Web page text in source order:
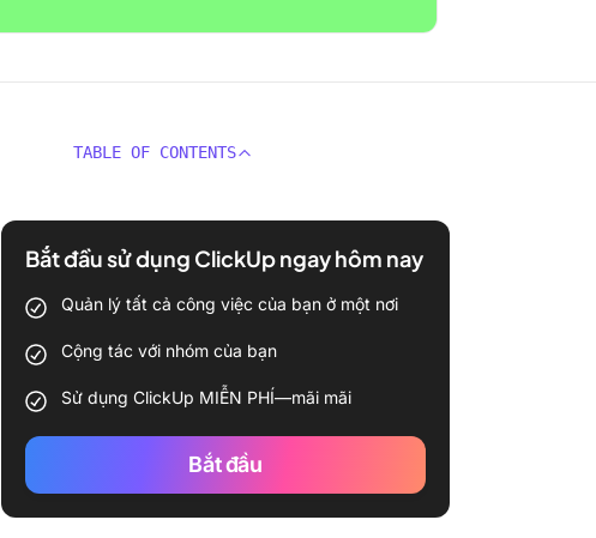
TABLE OF CONTENTS
Bắt đầu sử dụng ClickUp ngay hôm nay
Quản lý tất cả công việc của bạn ở một nơi
Cộng tác với nhóm của bạn
Sử dụng ClickUp MIỄN PHÍ—mãi mãi
Bắt đầu